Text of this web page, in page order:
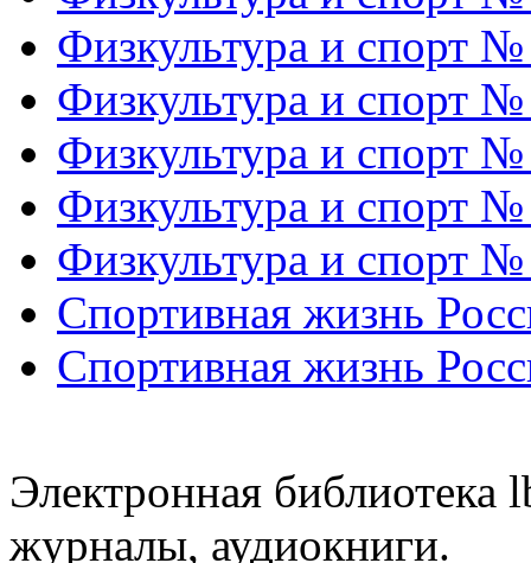
Физкультура и спорт
Физкультура и спорт
Физкультура и спорт
Физкультура и спорт
Физкультура и спорт
Спортивная жизнь
Спортивная жизнь
Электронная библиотека
журналы, аудиокниги.